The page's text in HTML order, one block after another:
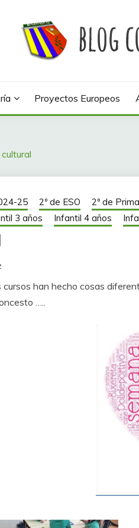
Proyectos Europeos
25 2º de ESO 2º de
3 años Infantil 4 años
han hecho cosas
…..